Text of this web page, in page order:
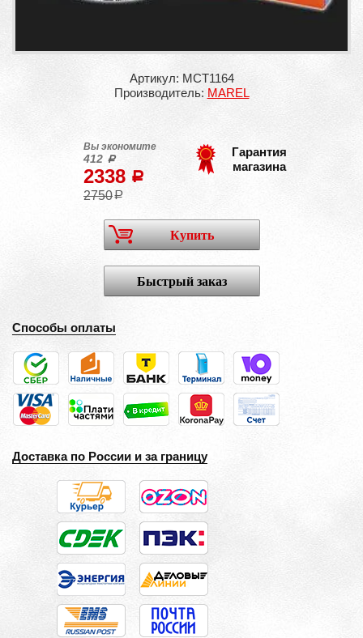
Артикул: MCT1164
Производитель: MAREL
Вы экономите
412 a
2338 a
2750a
Гарантия
магазина
Купить
Быстрый заказ
Способы оплаты
Доставка по России и за границу